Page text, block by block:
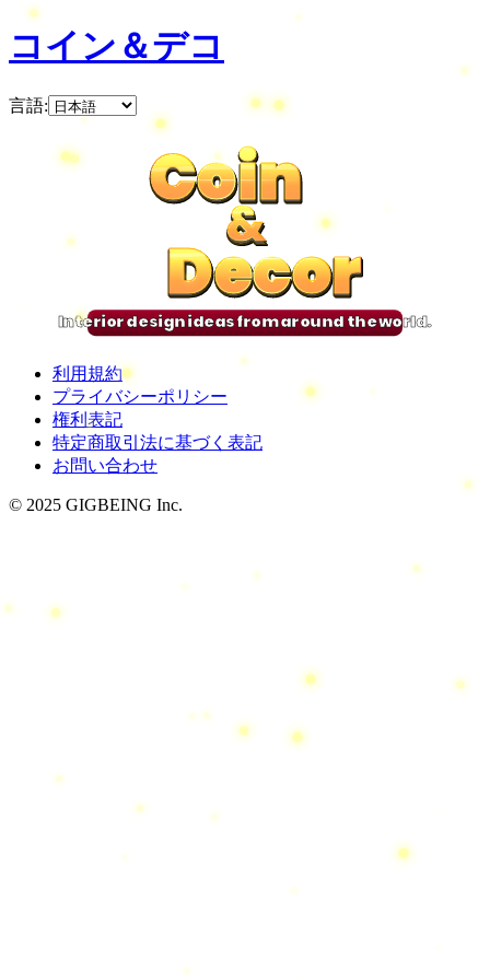
コイン＆デコ
言語:
Coin
&
Decor
Coin
&
Decor
Coin
&
Decor
Coin
&
Decor
Interior design ideas from around the world.
利用規約
プライバシーポリシー
権利表記
特定商取引法に基づく表記
お問い合わせ
© 2025 GIGBEING Inc.